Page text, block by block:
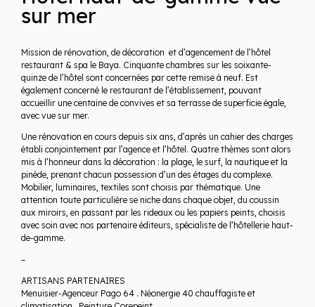
sur mer
Mission de rénovation, de décoration et d’agencement de l’hôtel
restaurant & spa le Baya. Cinquante chambres sur les soixante-
quinze de l’hôtel sont concernées par cette remise à neuf. Est
également concerné le restaurant de l’établissement, pouvant
accueillir une centaine de convives et sa terrasse de superficie égale,
avec vue sur mer.
Une rénovation en cours depuis six ans, d’après un cahier des charges
établi conjointement par l’agence et l’hôtel. Quatre thèmes sont alors
mis à l’honneur dans la décoration : la plage, le surf, la nautique et la
pinède, prenant chacun possession d’un des étages du complexe.
Mobilier, luminaires, textiles sont choisis par thématique. Une
attention toute particulière se niche dans chaque objet, du coussin
aux miroirs, en passant par les rideaux ou les papiers peints, choisis
avec soin avec nos partenaire éditeurs, spécialiste de l’hôtellerie haut-
de-gamme.
–
ARTISANS PARTENAIRES
Menuisier-Agenceur Pago 64 . Néonergie 40 chauffagiste et